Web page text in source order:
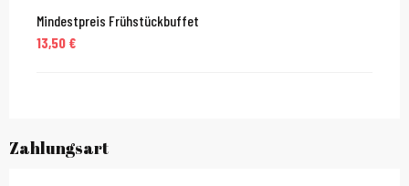
Mindestpreis Frühstückbuffet
13,50 €
Zahlungsart